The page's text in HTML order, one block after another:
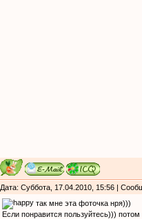
Дата: Суббота, 17.04.2010, 15:56 |
так мне эта фоточка нря)))
Если понравится пользуйтесь)))